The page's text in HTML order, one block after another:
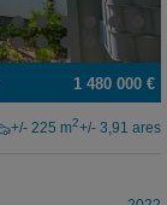
1 480 000 €
+/- 225 m2+/- 3,91 ares